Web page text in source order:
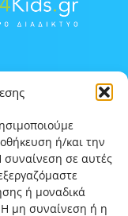
ή/και την
σε αυτές
ή μοναδικά
Η μη συναίνεση ή η